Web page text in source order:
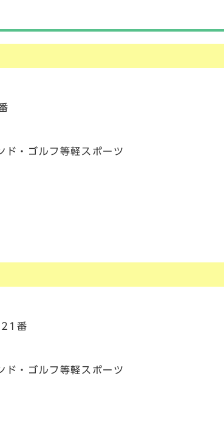
ド・ゴルフ等軽スポーツ
番
ド・ゴルフ等軽スポーツ